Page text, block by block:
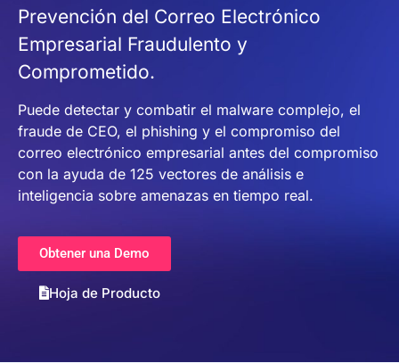
Prevención del Correo Electrónico
Empresarial Fraudulento y
Comprometido.
Puede detectar y combatir el malware complejo, el
fraude de CEO, el phishing y el compromiso del
correo electrónico empresarial antes del compromiso
con la ayuda de 125 vectores de análisis e
inteligencia sobre amenazas en tiempo real.
Obtener una Demo
Hoja de Producto